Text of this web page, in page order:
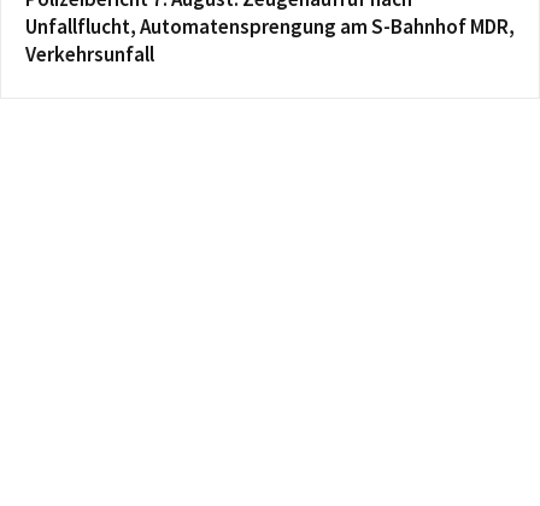
Unfallflucht, Automatensprengung am S-Bahnhof MDR,
Verkehrsunfall